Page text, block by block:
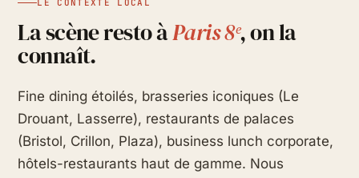
LE CONTEXTE LOCAL
La scène resto àParis 8ᵉ, on la
connaît.
Fine dining étoilés, brasseries iconiques (Le
Drouant, Lasserre), restaurants de palaces
(Bristol, Crillon, Plaza), business lunch corporate,
hôtels-restaurants haut de gamme. Nous